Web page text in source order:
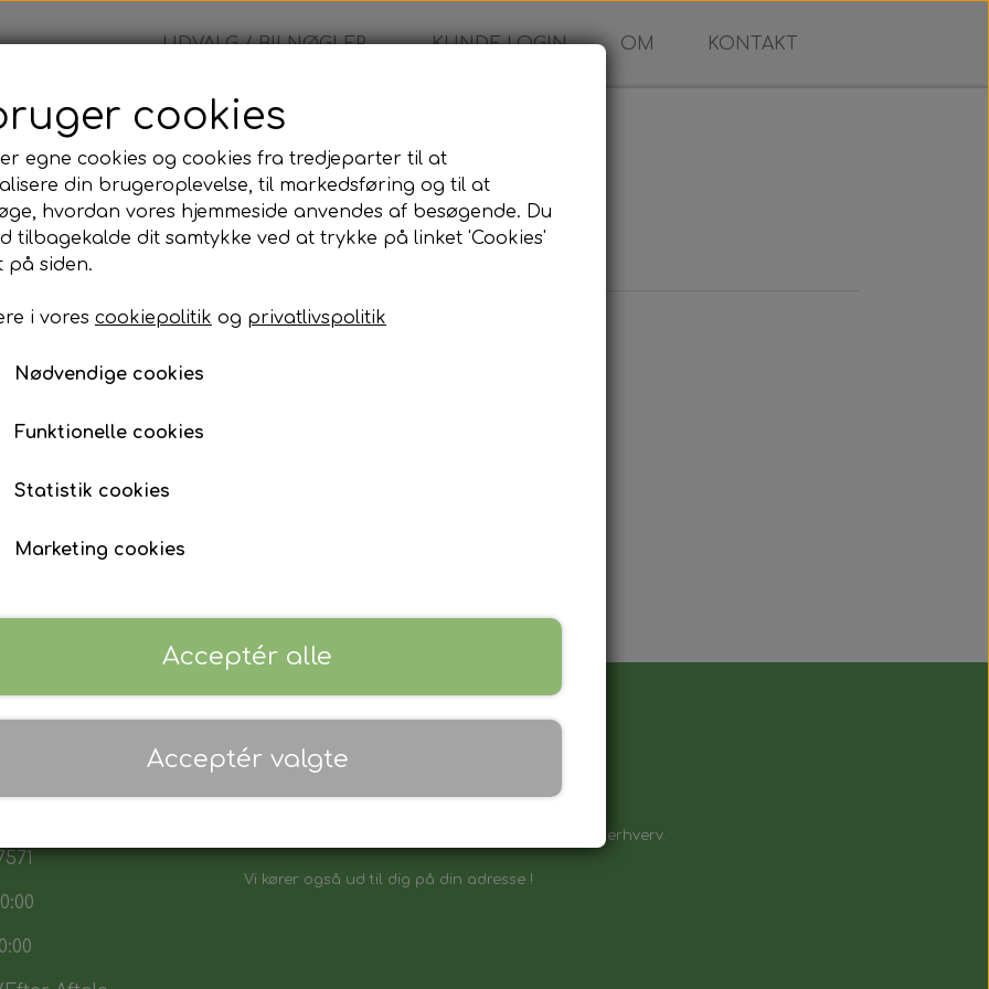
UDVALG / BILNØGLER KUNDE LOGIN OM KONTAKT
Nøgleblad
99,00 kr.
Nøgleblad
Lagerstatus:100 på lager
Antal
Vores sortiment henvender sig både til private & erhverv.
Vi kører også ud til dig på din adresse !
cookies
egne cookies og cookies fra tredjeparter til at
din brugeroplevelse, til markedsføring og til at
hvordan vores hjemmeside anvendes af besøgende. Du
tilbagekalde dit samtykke ved at trykke på linket 'Cookies'
på siden.
i vores cookiepolitik og privatlivspolitik
Nødvendige cookies
Funktionelle cookies
Statistik cookies
Marketing cookies
Acceptér alle
Acceptér valgte